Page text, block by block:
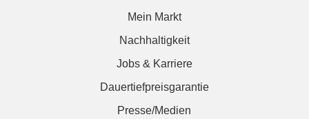
Mein Markt
Nachhaltigkeit
Jobs & Karriere
Dauertiefpreisgarantie
Presse/Medien